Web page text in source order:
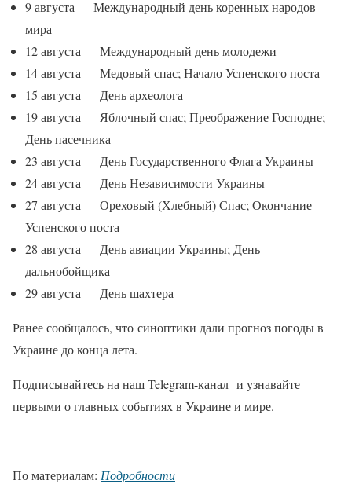
9 августа — Международный день коренных народов
мира
12 августа — Международный день молодежи
14 августа — Медовый спас; Начало Успенского поста
15 августа — День археолога
19 августа — Яблочный спас; Преображение Господне;
День пасечника
23 августа — День Государственного Флага Украины
24 августа — День Независимости Украины
27 августа — Ореховый (Хлебный) Спас; Окончание
Успенского поста
28 августа — День авиации Украины; День
дальнобойщика
29 августа — День шахтера
Ранее сообщалось, что синоптики дали прогноз погоды в
Украине до конца лета.
Подписывайтесь на наш Telegram-канал и узнавайте
первыми о главных событиях в Украине и мире.
По материалам: Подробности